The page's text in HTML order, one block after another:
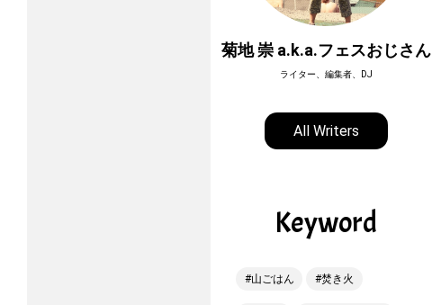
菊地 崇 a.k.a.フェスおじさん
ライター、編集者、DJ
All Writers
Keyword
山ごはん 焚き火